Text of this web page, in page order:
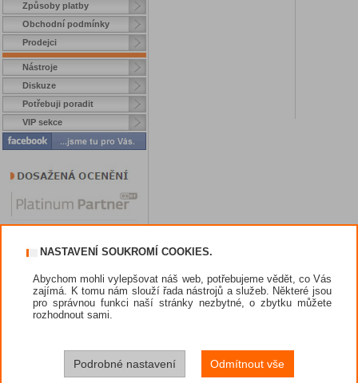
Způsoby platby
Obchodní podmínky
Prodejci
Nástroje
Diskuze
Potřebuji poradit
VIP sekce
NASTAVENÍ SOUKROMÍ COOKIES.
Abychom mohli vylepšovat náš web, potřebujeme vědět, co Vás
zajímá. K tomu nám slouží řada nástrojů a služeb. Některé jsou
pro správnou funkci naší stránky nezbytné, o zbytku můžete
rozhodnout sami.
Podrobné nastavení Odmítnout vše